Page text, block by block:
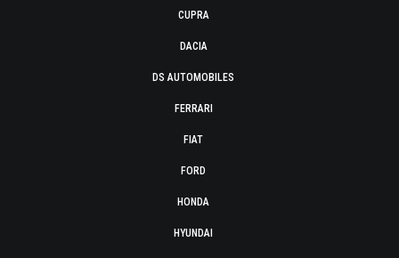
CUPRA
DACIA
DS AUTOMOBILES
FERRARI
FIAT
FORD
HONDA
HYUNDAI